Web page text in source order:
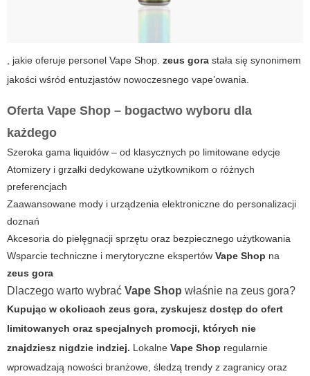
, jakie oferuje personel Vape Shop. zeus gora stała się synonimem
jakości wśród entuzjastów nowoczesnego vape’owania.
Oferta Vape Shop – bogactwo wyboru dla
każdego
Szeroka gama liquidów – od klasycznych po limitowane edycje
Atomizery i grzałki dedykowane użytkownikom o różnych
preferencjach
Zaawansowane mody i urządzenia elektroniczne do personalizacji
doznań
Akcesoria do pielęgnacji sprzętu oraz bezpiecznego użytkowania
Wsparcie techniczne i merytoryczne ekspertów Vape Shop na
zeus gora
Dlaczego warto wybrać Vape Shop właśnie na zeus gora?
Kupując w okolicach zeus gora, zyskujesz dostęp do ofert
limitowanych oraz specjalnych promocji, których nie
znajdziesz nigdzie indziej. Lokalne Vape Shop regularnie
wprowadzają nowości branżowe, śledzą trendy z zagranicy oraz